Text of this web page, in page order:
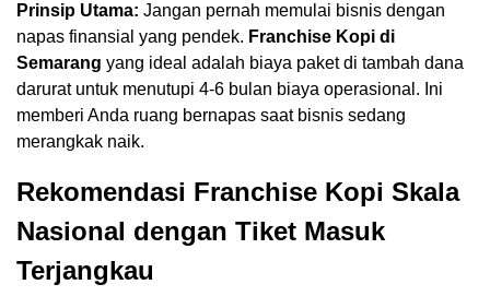
Prinsip Utama: Jangan pernah memulai bisnis dengan
napas finansial yang pendek. Franchise Kopi di
Semarang yang ideal adalah biaya paket di tambah dana
darurat untuk menutupi 4-6 bulan biaya operasional. Ini
memberi Anda ruang bernapas saat bisnis sedang
merangkak naik.
Rekomendasi Franchise Kopi Skala
Nasional dengan Tiket Masuk
Terjangkau